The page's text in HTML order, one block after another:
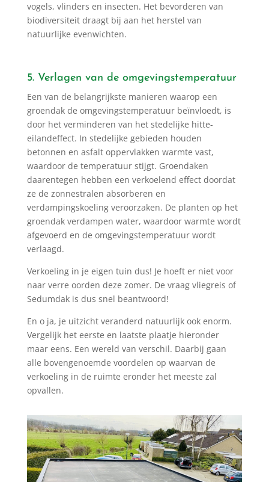
vogels, vlinders en insecten. Het bevorderen van
biodiversiteit draagt bij aan het herstel van
natuurlijke evenwichten.
5. Verlagen van de omgevingstemperatuur
Een van de belangrijkste manieren waarop een
groendak de omgevingstemperatuur beïnvloedt, is
door het verminderen van het stedelijke hitte-
eilandeffect. In stedelijke gebieden houden
betonnen en asfalt oppervlakken warmte vast,
waardoor de temperatuur stijgt. Groendaken
daarentegen hebben een verkoelend effect doordat
ze de zonnestralen absorberen en
verdampingskoeling veroorzaken. De planten op het
groendak verdampen water, waardoor warmte wordt
afgevoerd en de omgevingstemperatuur wordt
verlaagd.
Verkoeling in je eigen tuin dus! Je hoeft er niet voor
naar verre oorden deze zomer. De vraag vliegreis of
Sedumdak is dus snel beantwoord!
En o ja, je uitzicht veranderd natuurlijk ook enorm.
Vergelijk het eerste en laatste plaatje hieronder
maar eens. Een wereld van verschil. Daarbij gaan
alle bovengenoemde voordelen op waarvan de
verkoeling in de ruimte eronder het meeste zal
opvallen.